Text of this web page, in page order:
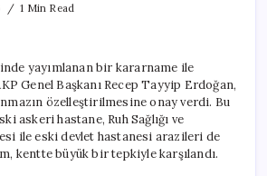
1 Min Read
Boşta
Kaldı!
Hastane
Arazileri
Hala
Satışta
için
yayımlanan bir kararname ile
Genel Başkanı Recep Tayyip Erdoğan,
özelleştirilmesine onay verdi. Bu
askeri hastane, Ruh Sağlığı ve
ile eski devlet hastanesi arazileri de
kentte büyük bir tepkiyle karşılandı.